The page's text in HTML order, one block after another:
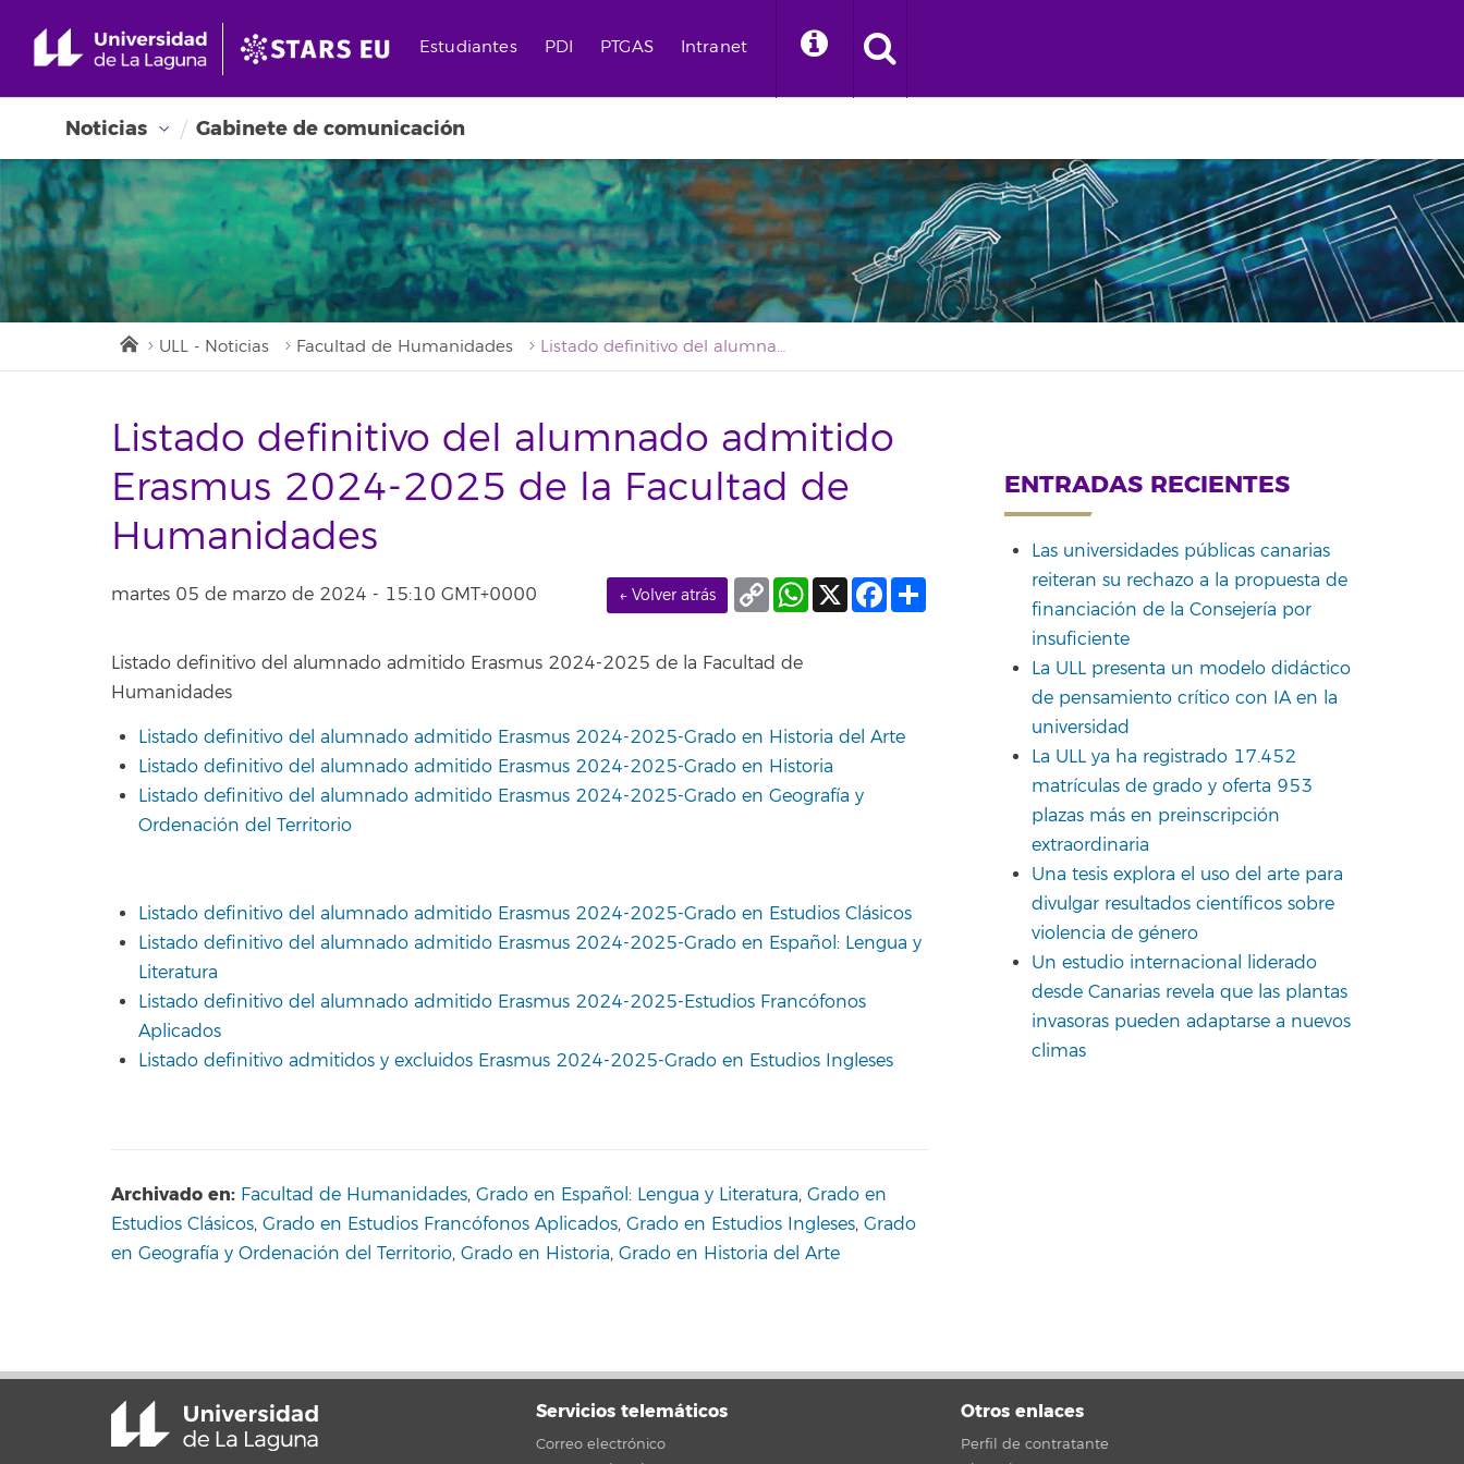
Estudiantes PDI PTGAS Intranet
Noticias Gabinete de comunicación
ULL - Noticias Facultad de Humanidades Listado definitivo del alumnado admitido Erasmus 2024-2025 de la Facultad de Humanidades
Listado definitivo del alumnado admitido
Erasmus 2024-2025 de la Facultad de
Humanidades
martes 05 de marzo de 2024 - 15:10 GMT+0000 ← Volver atrás Facebook
X
WhatsApp
Copy
Link
Listado definitivo del alumnado admitido Erasmus 2024-2025 de la Facultad de
Humanidades
Listado definitivo del alumnado admitido Erasmus 2024-2025-Grado en Historia del Arte
Listado definitivo del alumnado admitido Erasmus 2024-2025-Grado en Historia
Listado definitivo del alumnado admitido Erasmus 2024-2025-Grado en Geografía y
Ordenación del Territorio
Listado definitivo del alumnado admitido Erasmus 2024-2025-Grado en Estudios Clásicos
Listado definitivo del alumnado admitido Erasmus 2024-2025-Grado en Español: Lengua y
Literatura
Listado definitivo del alumnado admitido Erasmus 2024-2025-Estudios Francófonos
Aplicados
Listado definitivo admitidos y excluidos Erasmus 2024-2025-Grado en Estudios Ingleses
Archivado en: Facultad de Humanidades, Grado en Español: Lengua y Literatura, Grado en
Estudios Clásicos, Grado en Estudios Francófonos Aplicados, Grado en Estudios Ingleses, Grado
en Geografía y Ordenación del Territorio, Grado en Historia, Grado en Historia del Arte
ENTRADAS RECIENTES
Las universidades públicas canarias
reiteran su rechazo a la propuesta de
financiación de la Consejería por
insuficiente
La ULL presenta un modelo didáctico
de pensamiento crítico con IA en la
universidad
La ULL ya ha registrado 17.452
matrículas de grado y oferta 953
plazas más en preinscripción
extraordinaria
Una tesis explora el uso del arte para
divulgar resultados científicos sobre
violencia de género
Un estudio internacional liderado
desde Canarias revela que las plantas
invasoras pueden adaptarse a nuevos
climas
Servicios telemáticos
Correo electrónico
Otros enlaces
Perfil de contratante